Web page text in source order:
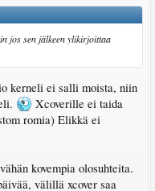
jos sen jälkeen ylikirjoittaa
kerneli ei salli moista, niin
Xcoverille ei taida
romia) Elikkä ei
kovempia olosuhteita.
välillä xcover saa